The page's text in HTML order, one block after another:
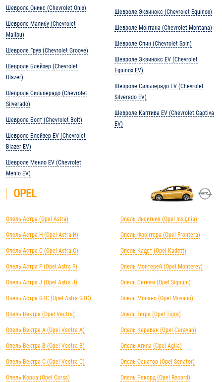
Шевроле Оникс (Chevrolet Onix)
Шевроле Малибу (Chevrolet
Malibu)
Шевроле Грув (Chevrolet Groove)
Шевроле Блейзер (Chevrolet
Blazer)
Шевроле Сильверадо (Chevrolet
Silverado)
Шевроле Болт (Chevrolet Bolt)
Шевроле Блейзер EV (Chevrolet
Blazer EV)
Шевроле Менло EV (Chevrolet
Menlo EV)
Шевроле Эквинокс (Chevrolet Equinox)
Шевроле Монтана (Chevrolet Montana)
Шевроле Спин (Chevrolet Spin)
Шевроле Эквинокс EV (Chevrolet
Equinox EV)
Шевроле Сильверадо EV (Chevrolet
Silverado EV)
Шевроле Каптива EV (Chevrolet Captiva
EV)
OPEL
Опель Астра (Opel Astra)
Опель Астра H (Opel Astra H)
Опель Астра G (Opel Astra G)
Опель Астра F (Opel Astra F)
Опель Астра J (Opel Astra J)
Опель Астра GTC (Opel Astra GTC)
Опель Вектра (Opel Vectra)
Опель Вектра А (Opel Vectra А)
Опель Вектра B (Opel Vectra B)
Опель Вектра C (Opel Vectra C)
Опель Корса (Opel Corsa)
Опель Инсигния (Opel Insignia)
Опель Фронтера (Opel Frontera)
Опель Кадет (Opel Kadett)
Опель Монтерей (Opel Monterey)
Опель Сигнум (Opel Signum)
Опель Мовано (Opel Movano)
Опель Тигра (Opel Tigra)
Опель Караван (Opel Caravan)
Опель Агила (Opel Agila)
Опель Сенатор (Opel Senator)
Опель Рекорд (Opel Record)